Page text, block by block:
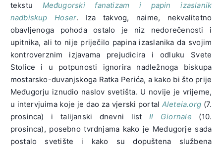
tekstu Međugorski fanatizam i papin izaslanik
nadbiskup Hoser. Iza takvog, naime, nekvalitetno
obavljenoga pohoda ostalo je niz nedorečenosti i
upitnika, ali to nije priječilo papina izaslanika da svojim
kontroverznim izjavama prejudicira i odluku Svete
Stolice i u potpunosti ignorira nadležnoga biskupa
mostarsko-duvanjskoga Ratka Perića, a kako bi što prije
Međugorju iznudio naslov svetišta. U novije je vrijeme,
u intervjuima koje je dao za vjerski portal Aleteia.org (7.
prosinca) i talijanski dnevni listIl Giornale (10.
prosinca), posebno tvrdnjama kako je Međugorje sada
postalo svetište i kako su dopuštena službena